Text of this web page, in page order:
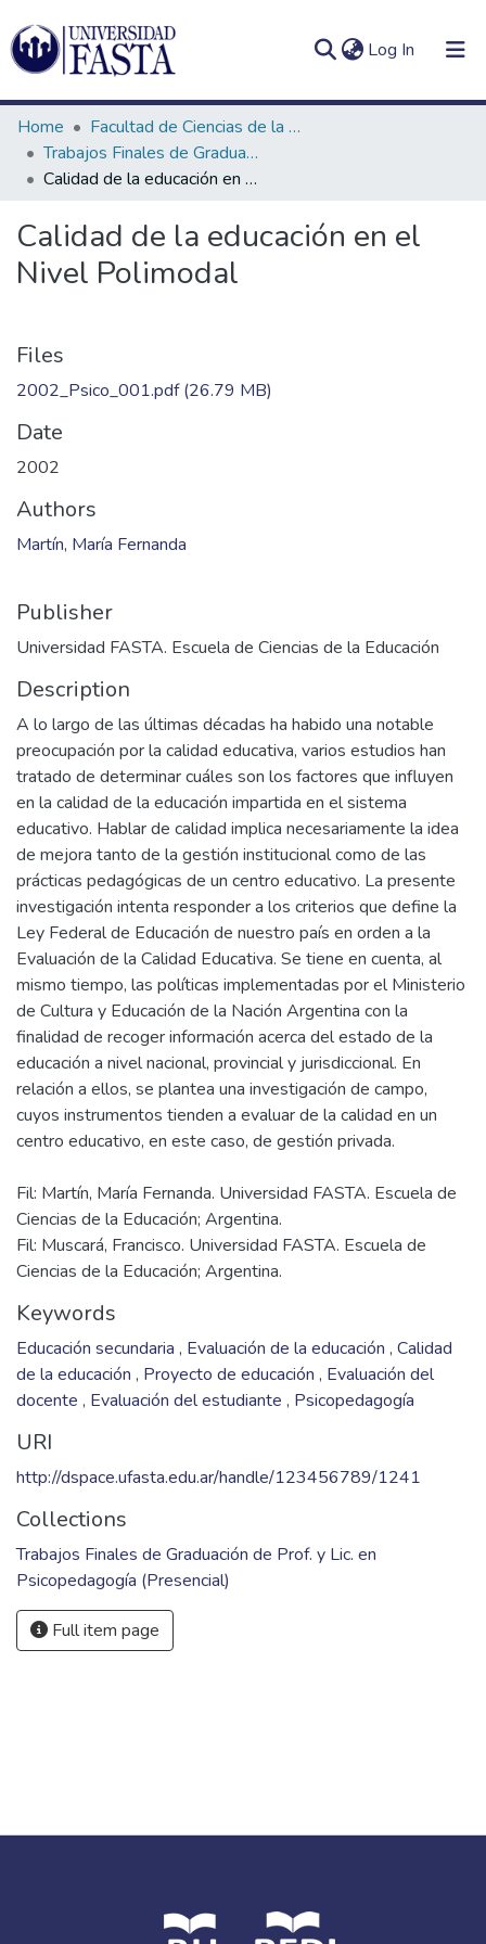
Log In (current)
Communities
&
Collections
In (current)
Home
Facultad de Ciencias de la Educación
Trabajos Finales de Graduación de Prof. y Lic. en Psicopedagogía (Presencial)
Calidad de la educación en el Nivel Polimodal
Calidad de la educación en el
Nivel Polimodal
Files
2002_Psico_001.pdf(26.79 MB)
Date
2002
Authors
Martín, María Fernanda
Publisher
Universidad FASTA. Escuela de Ciencias de la Educación
Description
A lo largo de las últimas décadas ha habido una notable
preocupación por la calidad educativa, varios estudios han
tratado de determinar cuáles son los factores que influyen
en la calidad de la educación impartida en el sistema
educativo. Hablar de calidad implica necesariamente la idea
de mejora tanto de la gestión institucional como de las
prácticas pedagógicas de un centro educativo. La presente
investigación intenta responder a los criterios que define la
Ley Federal de Educación de nuestro país en orden a la
Evaluación de la Calidad Educativa. Se tiene en cuenta, al
mismo tiempo, las políticas implementadas por el Ministerio
de Cultura y Educación de la Nación Argentina con la
finalidad de recoger información acerca del estado de la
educación a nivel nacional, provincial y jurisdiccional. En
relación a ellos, se plantea una investigación de campo,
cuyos instrumentos tienden a evaluar de la calidad en un
Fil: Martín, María Fernanda. Universidad FASTA. Escuela de
Ciencias de la Educación; Argentina.
Fil: Muscará, Francisco. Universidad FASTA. Escuela de
Ciencias de la Educación; Argentina.
Keywords
Educación secundaria , Evaluación de la educación , Calidad
de la educación , Proyecto de educación , Evaluación del
docente , Evaluación del estudiante , Psicopedagogía
URI
http://dspace.ufasta.edu.ar/handle/123456789/1241
Collections
Trabajos Finales de Graduación de Prof. y Lic. en
Psicopedagogía (Presencial)
Full item page